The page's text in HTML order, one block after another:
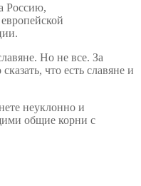
Россию,
Но не все. За
что есть славяне и
неуклонно и
общие корни с